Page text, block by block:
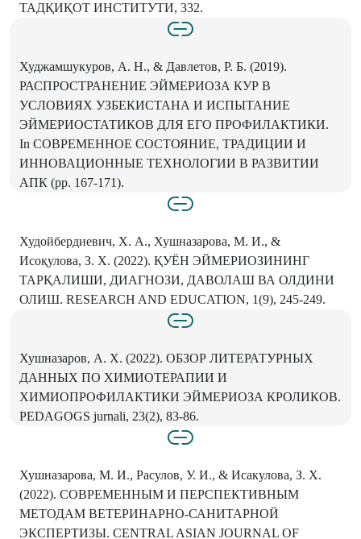
ТАДҚИҚОТ ИНСТИТУТИ, 332.
Худжамшукуров, А. Н., & Давлетов, Р. Б. (2019).
РАСПРОСТРАНЕНИЕ ЭЙМЕРИОЗА КУР В
УСЛОВИЯХ УЗБЕКИСТАНА И ИСПЫТАНИЕ
ЭЙМЕРИОСТАТИКОВ ДЛЯ ЕГО ПРОФИЛАКТИКИ.
In СОВРЕМЕННОЕ СОСТОЯНИЕ, ТРАДИЦИИ И
ИННОВАЦИОННЫЕ ТЕХНОЛОГИИ В РАЗВИТИИ
АПК (pp. 167-171).
Худойбердиевич, Х. А., Хушназарова, М. И., &
Исоқулова, З. Х. (2022). ҚУЁН ЭЙМЕРИОЗИНИНГ
ТАРҚАЛИШИ, ДИАГНОЗИ, ДАВОЛАШ ВА ОЛДИНИ
ОЛИШ. RESEARCH AND EDUCATION, 1(9), 245-249.
Хушназаров, А. Х. (2022). ОБЗОР ЛИТЕРАТУРНЫХ
ДАННЫХ ПО ХИМИОТЕРАПИИ И
ХИМИОПРОФИЛАКТИКИ ЭЙМЕРИОЗА КРОЛИКОВ.
PEDAGOGS jurnali, 23(2), 83-86.
Хушназарова, М. И., Расулов, У. И., & Исакулова, З. Х.
(2022). СОВРЕМЕННЫМ И ПЕРСПЕКТИВНЫМ
МЕТОДАМ ВЕТЕРИНАРНО-САНИТАРНОЙ
ЭКСПЕРТИЗЫ. CENTRAL ASIAN JOURNAL OF